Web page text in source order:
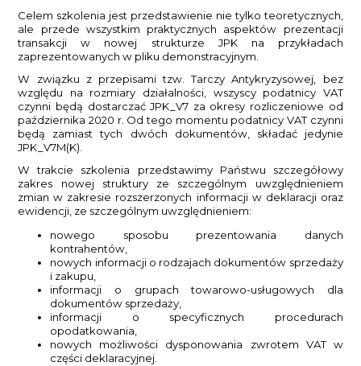
Celem szkolenia jest przedstawienie nie tylko teoretycznych,
ale przede wszystkim praktycznych aspektów prezentacji
transakcji w nowej strukturze JPK na przykładach
zaprezentowanych w pliku demonstracyjnym.
W związku z przepisami tzw. Tarczy Antykryzysowej, bez
względu na rozmiary działalności, wszyscy podatnicy VAT
czynni będą dostarczać JPK_V7 za okresy rozliczeniowe od
października 2020 r. Od tego momentu podatnicy VAT czynni
będą zamiast tych dwóch dokumentów, składać jedynie
JPK_V7M(K).
W trakcie szkolenia przedstawimy Państwu szczegółowy
zakres nowej struktury ze szczególnym uwzględnieniem
zmian w zakresie rozszerzonych informacji w deklaracji oraz
ewidencji, ze szczególnym uwzględnieniem:
nowego sposobu prezentowania danych
kontrahentów,
nowych informacji o rodzajach dokumentów sprzedaży
i zakupu,
informacji o grupach towarowo-usługowych dla
dokumentów sprzedaży,
informacji o specyficznych procedurach
opodatkowania,
nowych możliwości dysponowania zwrotem VAT w
części deklaracyjnej.